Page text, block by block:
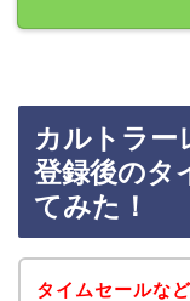
カルトラー
登録後のタ
てみた！
タイムセールな